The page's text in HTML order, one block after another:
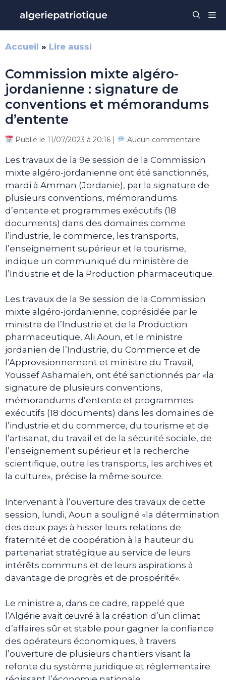
contenu
Accueil » Lire aussi
Commission mixte algéro-
jordanienne : signature de
conventions et mémorandums
d’entente
Publié le 11/07/2023 à 20:16 | Aucun commentaire
Les travaux de la 9e session de la Commission
mixte algéro-jordanienne ont été sanctionnés,
mardi à Amman (Jordanie), par la signature de
plusieurs conventions, mémorandums
d’entente et programmes exécutifs (18
documents) dans des domaines comme
l’industrie, le commerce, les transports,
l’enseignement supérieur et le tourisme,
indique un communiqué du ministère de
l’Industrie et de la Production pharmaceutique.
Les travaux de la 9e session de la Commission
mixte algéro-jordanienne, coprésidée par le
ministre de l’Industrie et de la Production
pharmaceutique, Ali Aoun, et le ministre
jordanien de l’Industrie, du Commerce et de
l’Approvisionnement et ministre du Travail,
Youssef Ashamaleh, ont été sanctionnés par «la
signature de plusieurs conventions,
mémorandums d’entente et programmes
exécutifs (18 documents) dans les domaines de
l’industrie et du commerce, du tourisme et de
l’artisanat, du travail et de la sécurité sociale, de
l’enseignement supérieur et la recherche
scientifique, outre les transports, les archives et
la culture», précise la même source.
Intervenant à l’ouverture des travaux de cette
session, lundi, Aoun a souligné «la détermination
des deux pays à hisser leurs relations de
fraternité et de coopération à la hauteur du
partenariat stratégique au service de leurs
intérêts communs et de leurs aspirations à
davantage de progrès et de prospérité».
Le ministre a, dans ce cadre, rappelé que
l’Algérie avait œuvré à la création d’un climat
d’affaires sûr et stable pour gagner la confiance
des opérateurs économiques, à travers
l’ouverture de plusieurs chantiers visant la
refonte du système juridique et réglementaire